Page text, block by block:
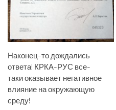
Наконец-то дождались
ответа! КРКА-РУС все-
таки оказывает негативное
влияние на окружающую
среду!